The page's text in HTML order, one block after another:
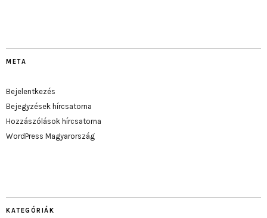
META
Bejelentkezés
Bejegyzések hírcsatorna
Hozzászólások hírcsatorna
WordPress Magyarország
KATEGÓRIÁK